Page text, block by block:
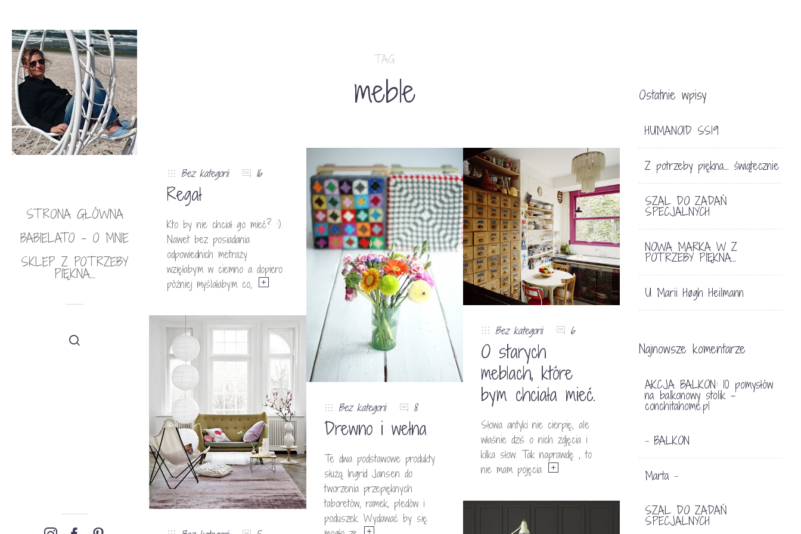
STRONA GŁÓWNA
BABIELATO – O MNIE
SKLEP Z POTRZEBY
PIĘKNA…
TAG
meble
Bez kategorii 16
Regał
Kto by nie chciał go mieć? :).
Nawet bez posiadania
odpowiednich metraży
wzięłabym w ciemno a dopiero
później myślałabym co,
Bez kategorii 8
Drewno i wełna
Te dwa podstawowe produkty
służą Ingrid Jansen do
tworzenia przepięknych
taboretów, ramek, pledów i
poduszek. Wydawać by się
Bez kategorii 6
O starych
meblach, które
bym chciała mieć.
Słowa antyki nie cierpię, ale
właśnie dziś o nich zdjęcia i
kilka słow. Tak naprawdę , to
nie mam pojęcia
Ostatnie wpisy
HUMANOID SS19
Z potrzeby piękna… świątecznie
SZAL DO ZADAŃ
SPECJALNYCH
NOWA MARKA W Z
POTRZEBY PIĘKNA…
U Marii Høgh Heilmann
Najnowsze komentarze
AKCJA BALKON: 10 pomysłów
na balkonowy stolik -
conchitahome.pl
- BALKON
Marta -
SZAL DO ZADAŃ
SPECJALNYCH